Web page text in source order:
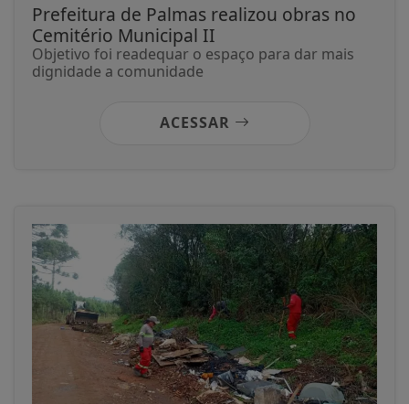
Prefeitura de Palmas realizou obras no
Cemitério Municipal II
Objetivo foi readequar o espaço para dar mais
dignidade a comunidade
ACESSAR